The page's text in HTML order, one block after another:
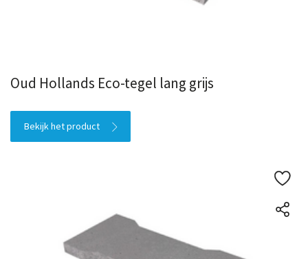
Oud Hollands Eco-tegel lang grijs
Bekijk het product